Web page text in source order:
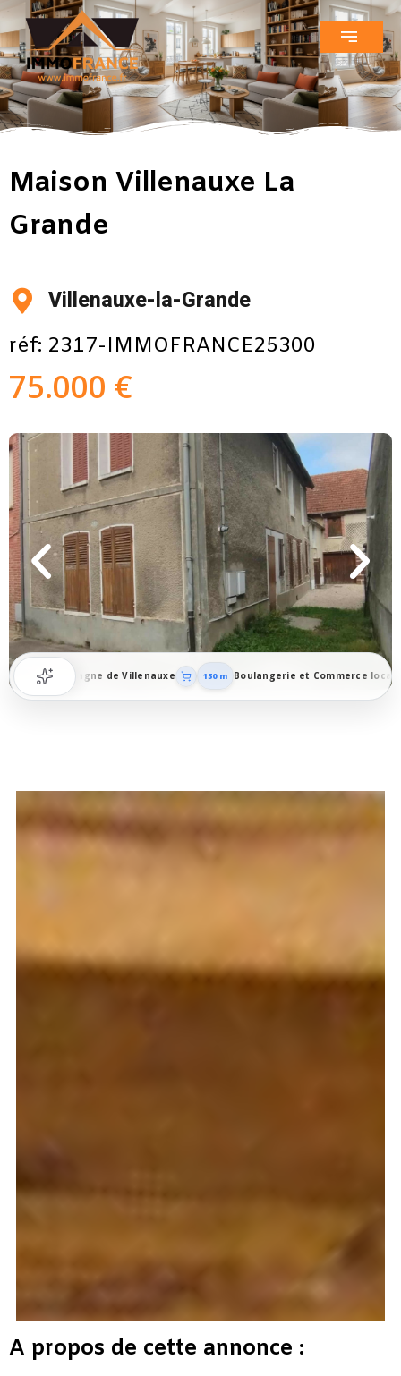
Maison Villenauxe La
Grande
Villenauxe-la-Grande
réf: 2317-IMMOFRANCE25300
75.000 €
Champagne de Villenauxe 150 m Boulangerie et Commerce local
A propos de cette annonce :